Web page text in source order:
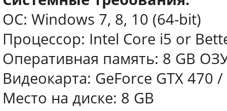
ОС: Windows 7, 8, 10 (64-bit)
Процессор: Intel Core i5 or
Оперативная память: 8 GB
Видеокарта: GeForce GTX 470
Место на диске: 8 GB